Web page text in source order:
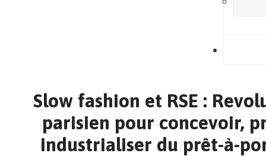
Slow fashion et RSE :
parisien pour concevoir,
industrialiser du prêt-à-